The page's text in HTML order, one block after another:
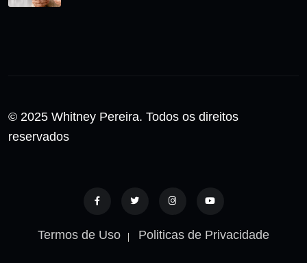
© 2025 Whitney Pereira. Todos os direitos
reservados
Termos de Uso Politicas de Privacidade